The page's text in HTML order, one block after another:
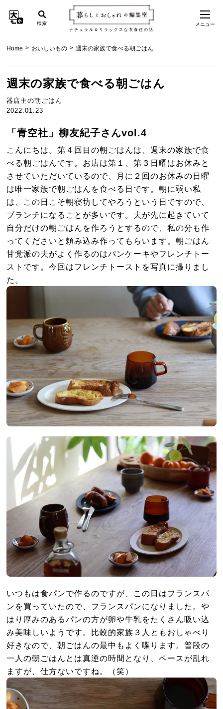
ナチュラル＆リラックスな衣食住の話
検索 メニュー
Home > おいしいもの > 週末の家族で食べる朝ごはん
週末の家族で食べる朝ごはん
器店主の朝ごはん
2022.01.23
「青空社」柳友紀子さんvol.4
こんにちは。第４回目の朝ごはんは、週末の家族で食
べる朝ごはんです。お店は第１、第３日曜はお休みと
させていただいているので、月に２回のお休みの日曜
は唯一家族で朝ごはんを食べる日です。朝に弱い私
は、この日こそ朝寝坊してやろうという日ですので、
ブランチになることが多いです。夫が先に起きていて
自分だけの朝ごはんを作ろうとするので、私の分も作
ってくださいと頼み込み作ってもらいます。朝ごはん
甘党派の夫がよく作るのはパンケーキやフレンチトー
ストです。今回はフレンチトーストを写真に撮りまし
た。
いつもは食パンで作るのですが、この日はフランスパ
ンを買っていたので、フランスパンになりました。や
はり厚みのあるパンの方が卵や牛乳をたくさん吸い込
み美味しいようです。比較的家族３人ともおしゃべり
好きなので、朝ごはんの最中もよく喋ります。普段の
一人の朝ごはんとは真逆の時間となり、ペースが乱れ
ますが、仕方ないですね。（笑）